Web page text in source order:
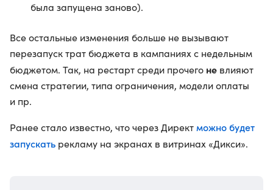
была запущена заново).
Все остальные изменения больше не вызывают
перезапуск трат бюджета в кампаниях с недельным
бюджетом. Так, на рестарт среди прочего не влияют
смена стратегии, типа ограничения, модели оплаты
и пр.
Ранее стало известно, что через Директ можно будет
запускать рекламу на экранах в витринах «Дикси».